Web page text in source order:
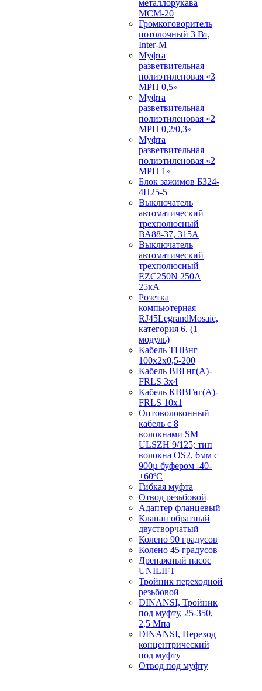
металлорукава
МСМ-20
Громкоговоритель
потолочный 3 Вт,
Inter-M
Муфта
разветвительная
полиэтиленовая «3
МРП 0,5»
Муфта
разветвительная
полиэтиленовая «2
МРП 0,2/0,3»
Муфта
разветвительная
полиэтиленовая «2
МРП 1»
Блок зажимов БЗ24-
4П25-5
Выключатель
автоматический
трехполюсный
ВА88-37, 315А
Выключатель
автоматический
трехполюсный
EZC250N 250А
25кА
Розетка
компьютерная
RJ45LegrandMosaic,
категория 6. (1
модуль)
Кабель ТПВнг
100х2х0,5-200
Кабель ВВГнг(А)-
FRLS 3х4
Кабель КВВГнг(А)-
FRLS 10х1
Оптоволоконный
кабель с 8
волокнами SM
ULSZH 9/125; тип
волокна OS2, 6мм с
900µ буфером -40-
+60ºC
Гибкая муфта
Отвод резьбовой
Адаптер фланцевый
Клапан обратный
двустворчатый
Колено 90 градусов
Колено 45 градусов
Дренажный насос
UNILIFT
Тройник переходной
резьбовой
DINANSI, Тройник
под муфту, 25-350,
2,5 Мпа
DINANSI, Переход
концентрический
под муфту
Отвод под муфту